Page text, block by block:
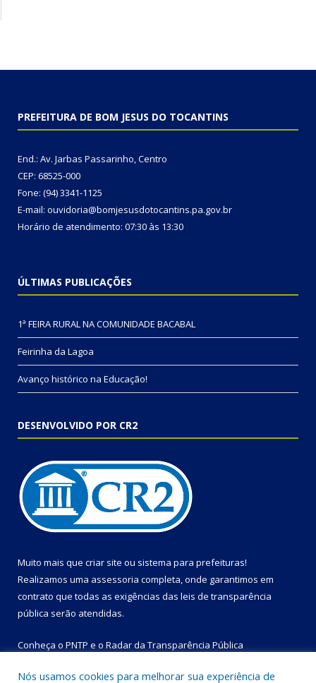
PREFEITURA DE BOM JESUS DO TOCANTINS
End.: Av. Jarbas Passarinho, Centro
CEP: 68525-000
Fone: (94) 3341-1125
E-mail: ouvidoria@bomjesusdotocantins.pa.gov.br
Horário de atendimento: 07:30 às 13:30
ÚLTIMAS PUBLICAÇÕES
1ª FEIRA RURAL NA COMUNIDADE BACABAL
Feirinha da Lagoa
Avanço histórico na Educação!
DESENVOLVIDO POR CR2
Muito mais que criar site ou sistema para prefeituras!
Realizamos uma assessoria completa, onde garantimos em
contrato que todas as exigências das leis de transparência
pública serão atendidas.
Conheça o PNTP e o Radar da Transparência Pública
Nós usamos cookies para melhorar sua experiência de